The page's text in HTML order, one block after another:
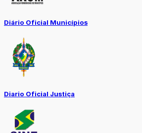
Diário Oficial Municípios
Diario Oficial Justiça